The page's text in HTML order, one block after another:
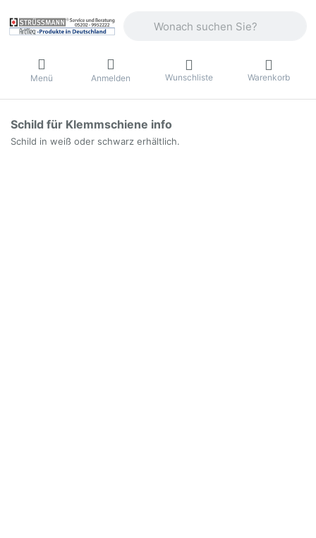
Menü Anmelden Wunschliste Warenkorb
Schild für Klemmschiene info
Schild in weiß oder schwarz erhältlich.